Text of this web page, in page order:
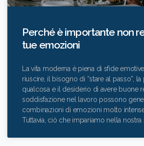
Perché è importante non
tue emozioni
La vita moderna è piena di sfide
riuscire, il bisogno di “stare al passo”,
qualcosa e il desiderio di avere buone
soddisfazione nel lavoro possono
combinazioni di emozioni molto
Tuttavia, ciò che impariamo nella nostra